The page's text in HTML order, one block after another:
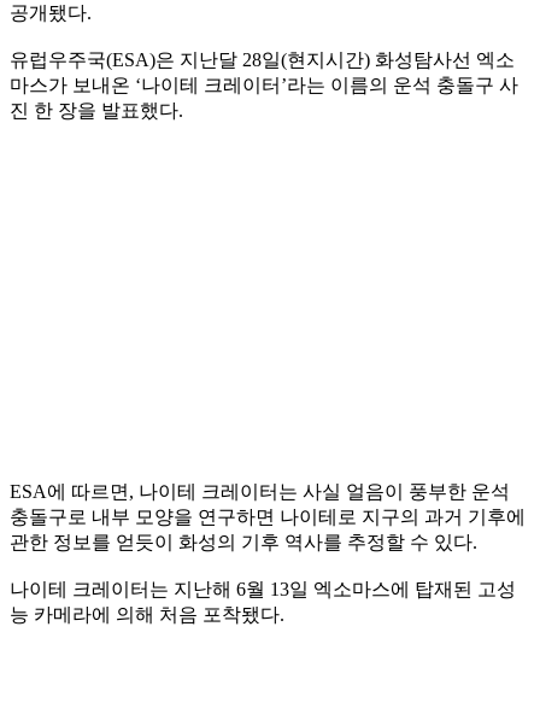
공개됐다.
유럽우주국(ESA)은 지난달 28일(현지시간) 화성탐사선 엑소
마스가 보내온 ‘나이테 크레이터’라는 이름의 운석 충돌구 사
진 한 장을 발표했다.
ESA에 따르면, 나이테 크레이터는 사실 얼음이 풍부한 운석
충돌구로 내부 모양을 연구하면 나이테로 지구의 과거 기후에
관한 정보를 얻듯이 화성의 기후 역사를 추정할 수 있다.
나이테 크레이터는 지난해 6월 13일 엑소마스에 탑재된 고성
능 카메라에 의해 처음 포착됐다.